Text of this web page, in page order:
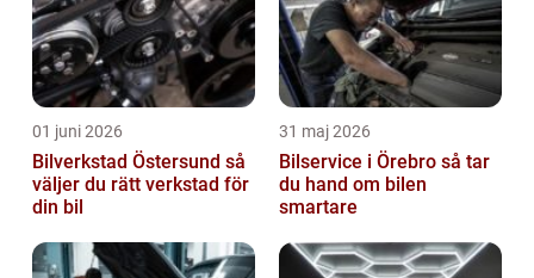
01 juni 2026
Bilverkstad Östersund så
väljer du rätt verkstad för
din bil
31 maj 2026
Bilservice i Örebro så tar
du hand om bilen
smartare